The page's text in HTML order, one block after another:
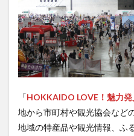
「HOKKAIDO LOVE！魅力
地から市町村や観光協会など
地域の特産品や観光情報、ふ